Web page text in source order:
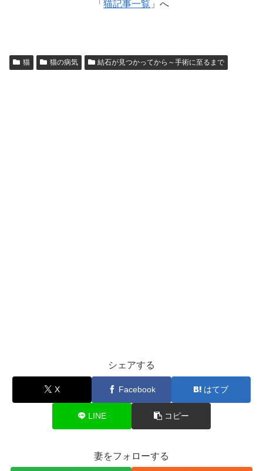
「 猫記事一覧 」へ
猫 猫の病気 結石が見つかってから～手術に至るまで
シェアする
X Facebook はてブ
LINE コピー
妻をフォローする